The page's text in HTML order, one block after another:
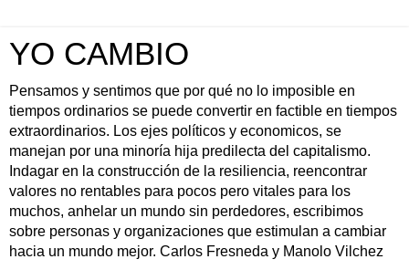
YO CAMBIO
Pensamos y sentimos que por qué no lo imposible en
tiempos ordinarios se puede convertir en factible en tiempos
extraordinarios. Los ejes políticos y economicos, se
manejan por una minoría hija predilecta del capitalismo.
Indagar en la construcción de la resiliencia, reencontrar
valores no rentables para pocos pero vitales para los
muchos, anhelar un mundo sin perdedores, escribimos
sobre personas y organizaciones que estimulan a cambiar
hacia un mundo mejor. Carlos Fresneda y Manolo Vilchez